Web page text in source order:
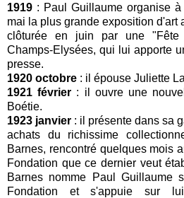
1919 : Paul Guillaume organise
mai la plus grande exposition d'art
clôturée en juin par une
Champs-Elysées, qui lui apporte
presse.
1920 octobre : il épouse Juliette
1921 février : il ouvre une
Boétie.
1923 janvier : il présente dans sa
achats du richissime
Barnes, rencontré quelques mois
Fondation que ce dernier veut
Barnes nomme Paul Guillaume
Fondation et s'appuie sur